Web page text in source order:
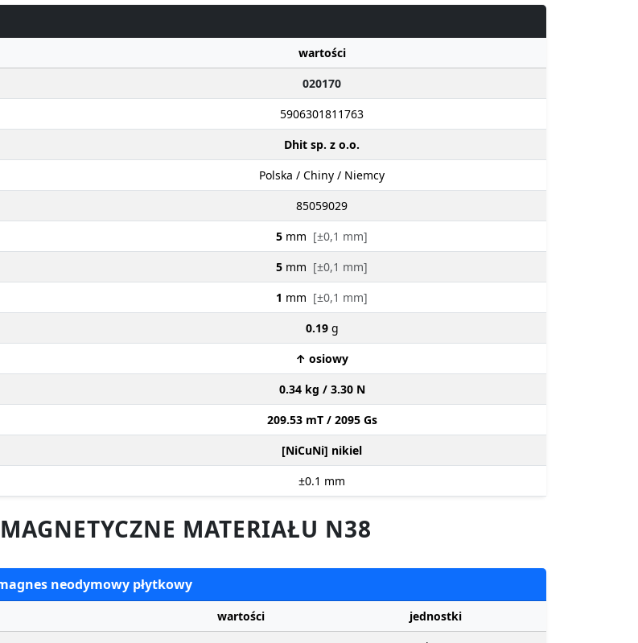
wartości
020170
5906301811763
Dhit sp. z o.o.
Polska / Chiny / Niemcy
85059029
5 mm [±0,1 mm]
5 mm [±0,1 mm]
1 mm [±0,1 mm]
0.19 g
↑ osiowy
0.34 kg / 3.30 N
209.53 mT / 2095 Gs
[NiCuNi] nikiel
±0.1 mm
MATERIAŁU N38
neodymowy płytkowy
wartości
jednostki